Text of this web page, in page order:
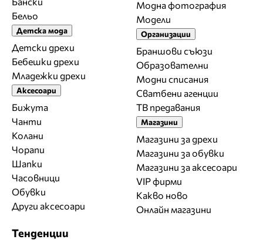
Бельо
Детска мода
Детски дрехи
Бебешки дрехи
Младежки дрехи
Аксесоари
Бижута
Чанти
Колани
Чорапи
Шапки
Часовници
Обувки
Други аксесоари
Модна фотография
Модели
Организации
Браншови съюзи
Образователни
Модни списания
Сватбени агенции
ТВ предавания
Магазини
Магазини за дрехи
Магазини за обувки
Магазини за aксесоари
VIP фирми
Какво ново
Онлайн магазини
Тенденции